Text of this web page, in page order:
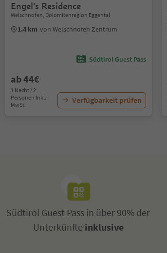
Engel's Residence
Welschnofen, Dolomitenregion Eggental
1.4 km von Welschnofen Zentrum
Südtirol Guest Pass
ab 44€
1 Nacht / 2
Personen Inkl.
MwSt.
Verfügbarkeit prüfen
Südtirol Guest Pass in über 90% der
Unterkünfte inklusive